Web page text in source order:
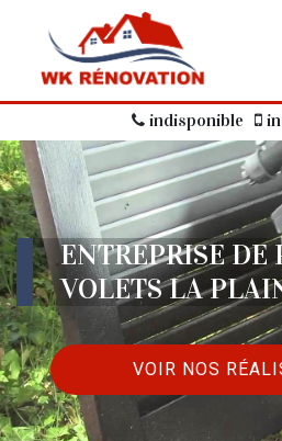
indisponible
ENTREPRISE DE
VOLETS LA
VOIR NOS